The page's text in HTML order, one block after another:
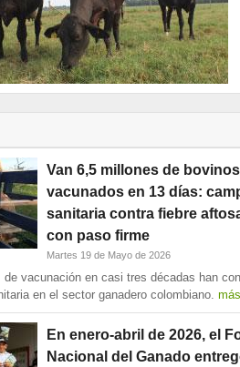
Van 6,5 millones de bovinos
vacunados en 13 días:
sanitaria contra fiebre
con paso firme
Martes 19 de Mayo de 2026
de vacunación en casi tres décadas han
en el sector ganadero colombiano.
En enero-abril de 2026, el
Nacional del Ganado